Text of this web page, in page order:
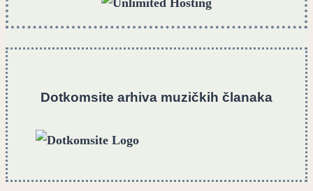
Dotkomsite arhiva muzičkih članaka